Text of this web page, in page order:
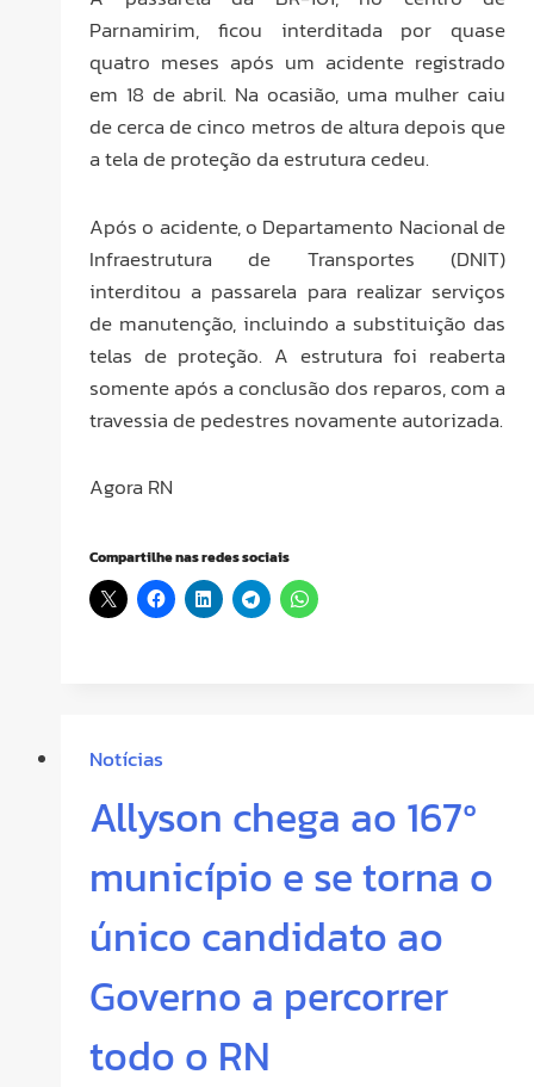
Parnamirim, ficou interditada por quase
quatro meses após um acidente registrado
em 18 de abril. Na ocasião, uma mulher caiu
de cerca de cinco metros de altura depois que
a tela de proteção da estrutura cedeu.
Após o acidente, o Departamento Nacional de
Infraestrutura de Transportes (DNIT)
interditou a passarela para realizar serviços
de manutenção, incluindo a substituição das
telas de proteção. A estrutura foi reaberta
somente após a conclusão dos reparos, com a
travessia de pedestres novamente autorizada.
Agora RN
Compartilhe nas redes sociais
Notícias
Allyson chega ao 167º
município e se torna o
único candidato ao
Governo a percorrer
todo o RN